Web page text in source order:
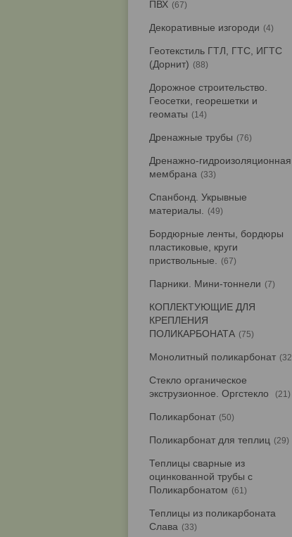
ПВХ
67
Декоративные изгороди 4
Геотекстиль ГТЛ, ГТС, ИГТС
(Дорнит)
88
Дорожное строительство.
Геосетки, георешетки и
геоматы
14
Дренажные трубы 76
Дренажно-гидроизоляционная
мембрана
33
Спанбонд. Укрывные
материалы.
49
Бордюрные ленты, бордюры
пластиковые, круги
приствольные.
67
Парники. Мини-тоннели 7
КОПЛЕКТУЮЩИЕ ДЛЯ
КРЕПЛЕНИЯ
ПОЛИКАРБОНАТА
75
Монолитный поликарбонат 32
Стекло органическое
экструзионное. Оргстекло
21
Поликарбонат 50
Поликарбонат для теплиц 29
Теплицы сварные из
оцинкованной трубы с
Поликарбонатом
61
Теплицы из поликарбоната
Слава
33